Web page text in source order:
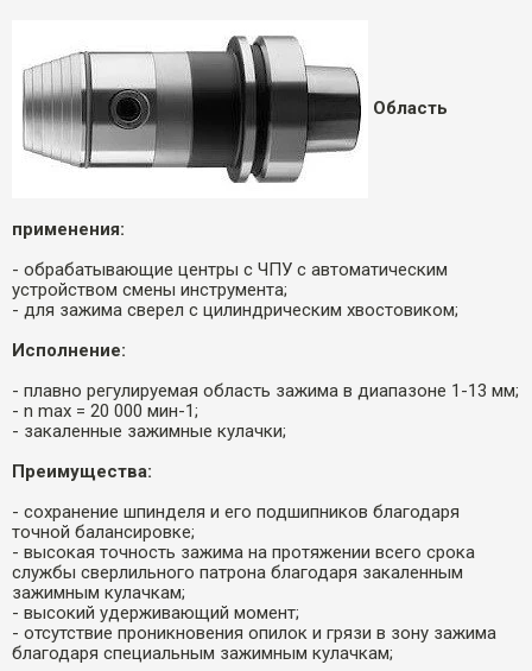
Область
применения:
- обрабатывающие центры с ЧПУ с автоматическим
устройством смены инструмента;
- для зажима сверел с цилиндрическим хвостовиком;
Исполнение:
- плавно регулируемая область зажима в диапазоне 1-13 мм;
- n max = 20 000 мин-1;
- закаленные зажимные кулачки;
Преимущества:
- сохранение шпинделя и его подшипников благодаря
точной балансировке;
- высокая точность зажима на протяжении всего срока
службы сверлильного патрона благодаря закаленным
зажимным кулачкам;
- высокий удерживающий момент;
- отсутствие проникновения опилок и грязи в зону зажима
благодаря специальным зажимным кулачкам;